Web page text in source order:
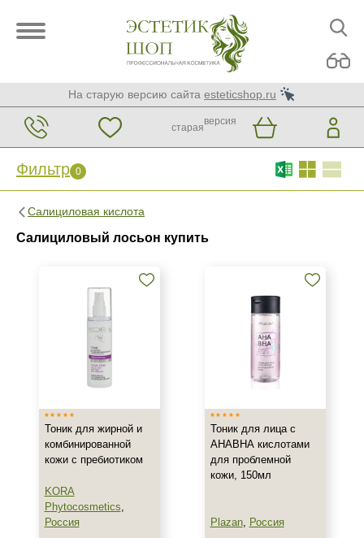
На старую версию сайта esteticshop.ru
старая
версия
Фильтр 0
Салициловая кислота
Салициловый лосьон купить
Фильтр 0
Mesaltera by Dr. Mikhaylova
Южная Корея
Тип товара
Тонер
Тоник
Тоник для жирной и
комбинированной
кожи с пребиотиком
KORA
Phytocosmetics,
Россия
Тоник для лица с
АНАВНА кислотами
для проблемной
кожи, 150мл
Plazan, Россия